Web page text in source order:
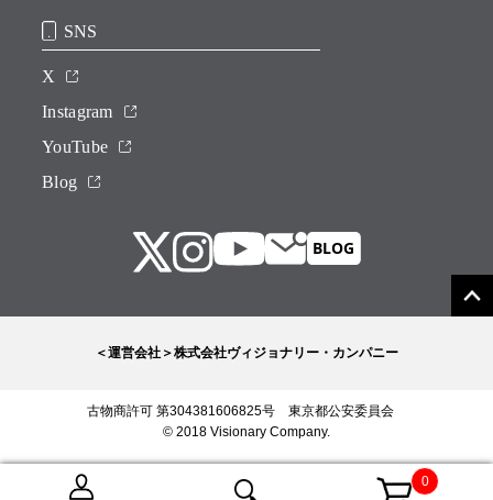
SNS
X
Instagram
YouTube
Blog
＜運営会社＞株式会社ヴィジョナリー・カンパニー
古物商許可 第304381606825号 東京都公安委員会
© 2018 Visionary Company.
0